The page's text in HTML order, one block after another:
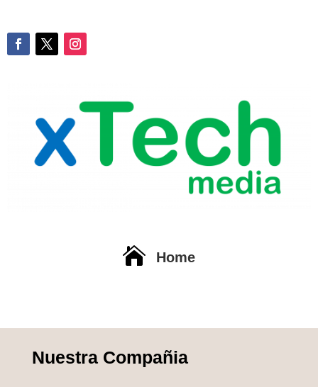
 Home
Nuestra Compañia